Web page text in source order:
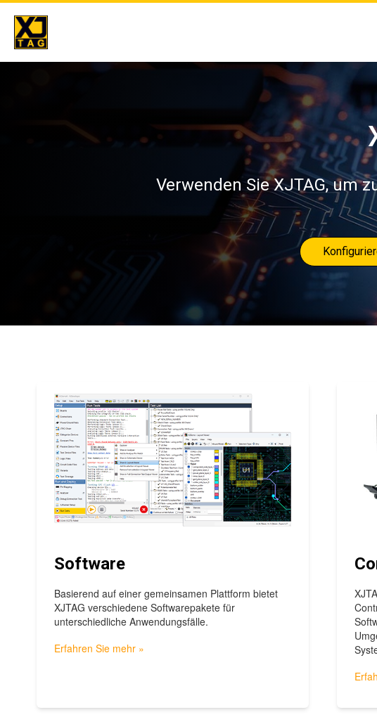
Verwenden Sie XJTAG, um
Software
Basierend auf einer gemeinsamen Plattform bietet
XJTAG verschiedene Softwarepakete für
unterschiedliche Anwendungsfälle.
Erfahren Sie mehr »